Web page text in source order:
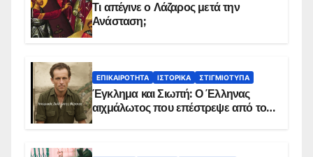
Τι απέγινε ο Λάζαρος μετά την
Ανάσταση;
ΕΠΙΚΑΙΡΌΤΗΤΑ ΙΣΤΟΡΙΚΆ ΣΤΙΓΜΙΌΤΥΠΑ
Έγκλημα και Σιωπή: Ο Έλληνας
αιχμάλωτος που επέστρεψε από το